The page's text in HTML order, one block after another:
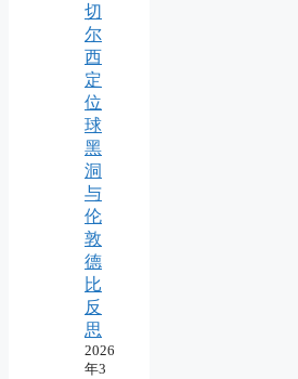
切
尔
西
定
位
球
黑
洞
与
伦
敦
德
比
反
思
2026
年3